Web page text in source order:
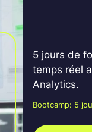
5 jours de
temps réel
Analytics.
Bootcamp: 5